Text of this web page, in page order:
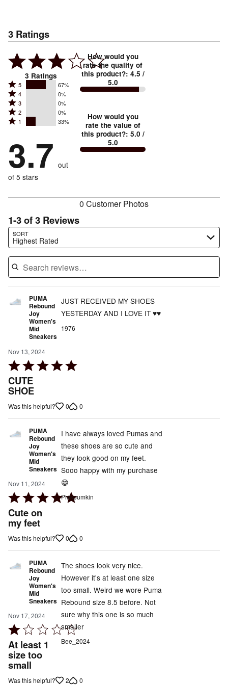
3 Ratings
3 Ratings
Rated
5
stars
by
of
reviewers
5 67%
Rated
4
stars
by
of
reviewers
4 0%
Rated
3
stars
0%
of
reviewers
3 0%
Rated
2
by
0%
of
reviewers
2 0%
Rated
stars
by
33%
of
1 33%
3.7 out
of 5 stars
How would you
rate the quality of
this product?: 4.5 /
5.0
How would you
rate the value of
this product?: 5.0 /
5.0
0 Customer Photos
1-3 of 3 Reviews
SORT
Highest Rated
Search reviews…
PUMA
Rebound
Joy
Women's
Mid
Sneakers
Nov 13, 2024
Rated
5
out
CUTE
SHOE
JUST RECEIVED MY SHOES
YESTERDAY AND I LOVE IT ♥️♥️
1976
Was this helpful? 0 0
PUMA
Rebound
Joy
Women's
Mid
Sneakers
Nov 11, 2024
Rated
5
out
of
Cute on
my feet
I have always loved Pumas and
these shoes are so cute and
they look good on my feet.
Sooo happy with my purchase
😁
Pinkpumkin
Was this helpful? 0 0
PUMA
Rebound
Joy
Women's
Mid
Sneakers
Nov 17, 2024
Rated
1
out
of
5
At least 1
size too
small
The shoes look very nice.
However it's at least one size
too small. Weird we wore Puma
Rebound size 8.5 before. Not
sure why this one is so much
smaller
Bee_2024
Was this helpful? 2 0